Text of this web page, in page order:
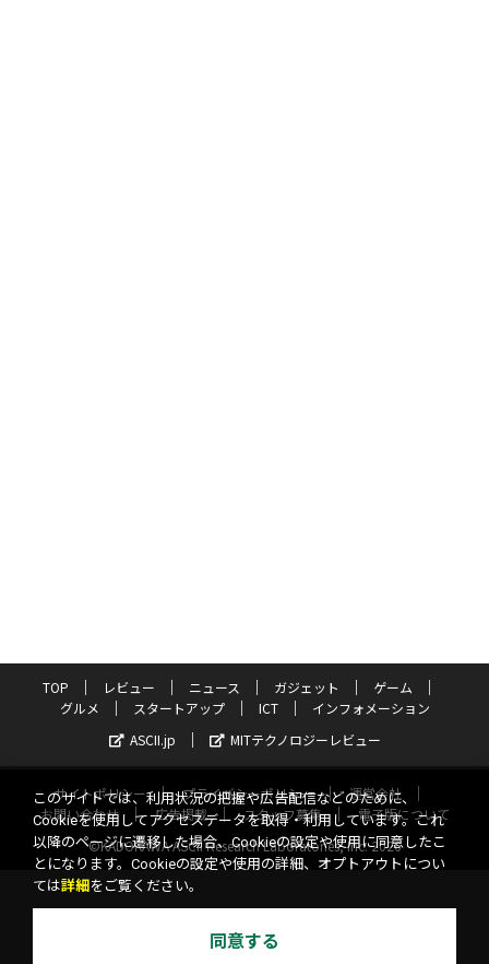
TOP レビュー ニュース ガジェット
ゲーム
グルメ
スタートアップ ICT
インフォメーション
ASCII.jp
MITテクノロジーレビュー
サイトポリシー プライバシーポリシー
運営会社
お問い合わせ
広告掲載 スタッフ募集
電子版について
©KADOKAWA ASCII Research Laboratories, Inc. 2026
このサイトでは、利用状況の把握や広告配信などのために、
Cookieを使用してアクセスデータを取得・利用しています。これ
以降のページに遷移した場合、Cookieの設定や使用に同意したこ
とになります。Cookieの設定や使用の詳細、オプトアウトについ
ては詳細 をご覧ください。
同意する